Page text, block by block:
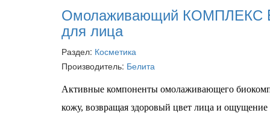
Омолаживающий КОМПЛЕКС
для лица
Раздел: Косметика
Производитель: Белита
Активные компоненты омолаживающего
кожу, возвращая здоровый цвет лица и